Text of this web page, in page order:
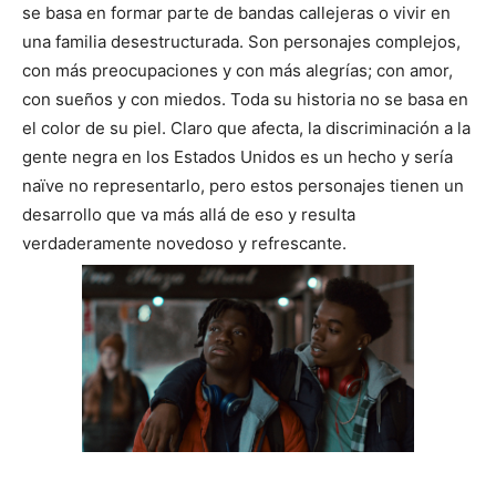
se basa en formar parte de bandas callejeras o vivir en
una familia desestructurada. Son personajes complejos,
con más preocupaciones y con más alegrías; con amor,
con sueños y con miedos. Toda su historia no se basa en
el color de su piel. Claro que afecta, la discriminación a la
gente negra en los Estados Unidos es un hecho y sería
naïve no representarlo, pero estos personajes tienen un
desarrollo que va más allá de eso y resulta
verdaderamente novedoso y refrescante.